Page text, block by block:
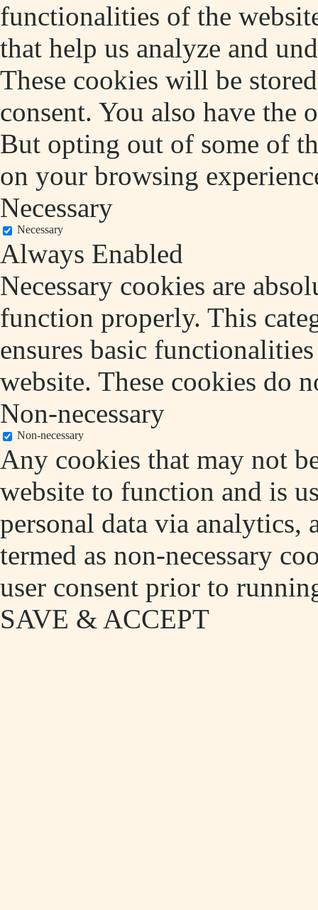
functionalities of the
that help us analyze and
These cookies will be
consent. You also have the
But opting out of some of
on your browsing
Necessary
Necessary
Always Enabled
Necessary cookies are
function properly. This
ensures basic
website. These cookies do
Non-necessary
Non-necessary
Any cookies that may not
website to function and is
personal data via analytics,
termed as non-necessary
user consent prior to
SAVE & ACCEPT